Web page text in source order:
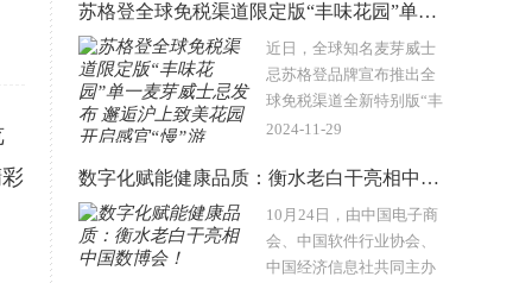
苏格登全球免税渠道限定版“丰味花园”单一麦芽威士忌发布 邂逅沪上致美花园 开启感官“慢”游
近日，全球知名麦芽威士
忌苏格登品牌宣布推出全
球免税渠道全新特别版“丰
味花园”系列，并在上海嘉
媒体达人和消费者一起进
入“丰馥秘境&rd..
2024-11-29
数字化赋能健康品质：衡水老白干亮相中国数博会！
10月24日，由中国电子商
会、中国软件行业协会、
中国经济信息社共同主办